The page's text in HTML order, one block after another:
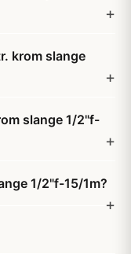
krom slange
slange 1/2"f-
1/2"f-15/1m?